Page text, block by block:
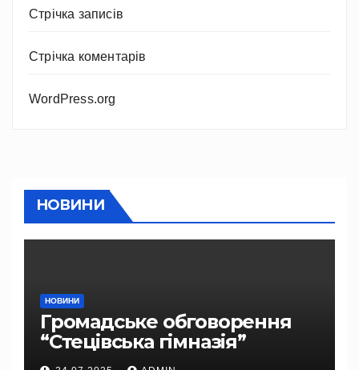
Стрічка записів
Стрічка коментарів
WordPress.org
НОВИНИ
НОВИНИ
Громадське обговорення
“Стецівська гімназія”